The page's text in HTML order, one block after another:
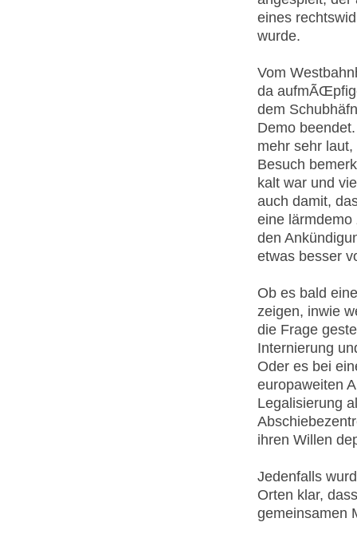
eines
wurde.
Vom
da
dem
Demo
mehr sehr
Besuch
kalt war und
auch damit,
eine lärmdemo
den
etwas besser
Ob es bald
zeigen, inwie
die Frage
Internierung
Oder es bei
europaweiten
Legalisierung
ihren Willen
Jedenfalls
Orten klar,
gemeinsamen